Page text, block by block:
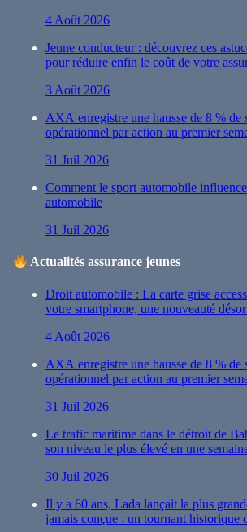
4 Août 2026
Jeune conducteur : découvrez ces
pour réduire enfin le coût de votre
3 Août 2026
AXA enregistre une hausse de 8 % de
opérationnel par action au premier
31 Juil 2026
Comment le sport automobile
automobile
31 Juil 2026
Actualités assurance jeunes
Droit automobile : La carte grise
votre smartphone, une nouveauté
4 Août 2026
AXA enregistre une hausse de 8 % de
opérationnel par action au premier
31 Juil 2026
Le trafic maritime dans le détroit de
son niveau le plus élevé en une
30 Juil 2026
Il y a 60 ans, Lada lançait la plus
jamais conçue : un tournant historique